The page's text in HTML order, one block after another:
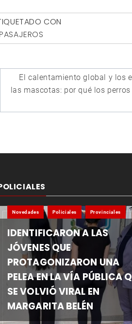
CON
El calentamiento global y los
las mascotas: por qué los
Novedades Policiales Provinciales
IDENTIFICARON A LAS
JÓVENES QUE
PROTAGONIZARON UNA
PELEA EN LA VÍA PÚBLICA
SE VOLVIÓ VIRAL EN
MARGARITA BELÉN